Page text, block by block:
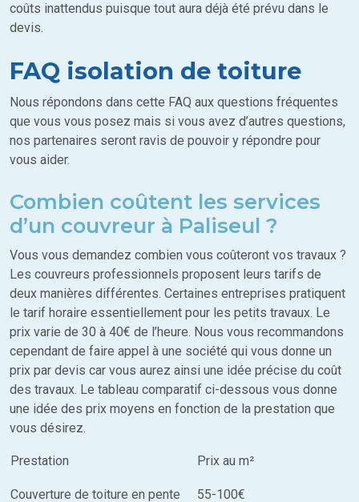
coûts inattendus puisque tout aura déjà été prévu dans le
devis.
FAQ isolation de toiture
Nous répondons dans cette FAQ aux questions fréquentes
que vous vous posez mais si vous avez d’autres questions,
nos partenaires seront ravis de pouvoir y répondre pour
vous aider.
Combien coûtent les services
d’un couvreur à Paliseul ?
Vous vous demandez combien vous coûteront vos travaux ?
Les couvreurs professionnels proposent leurs tarifs de
deux manières différentes. Certaines entreprises pratiquent
le tarif horaire essentiellement pour les petits travaux. Le
prix varie de 30 à 40€ de l’heure. Nous vous recommandons
cependant de faire appel à une société qui vous donne un
prix par devis car vous aurez ainsi une idée précise du coût
des travaux. Le tableau comparatif ci-dessous vous donne
une idée des prix moyens en fonction de la prestation que
vous désirez.
Prestation Prix au m²
Couverture de toiture en pente 55-100€